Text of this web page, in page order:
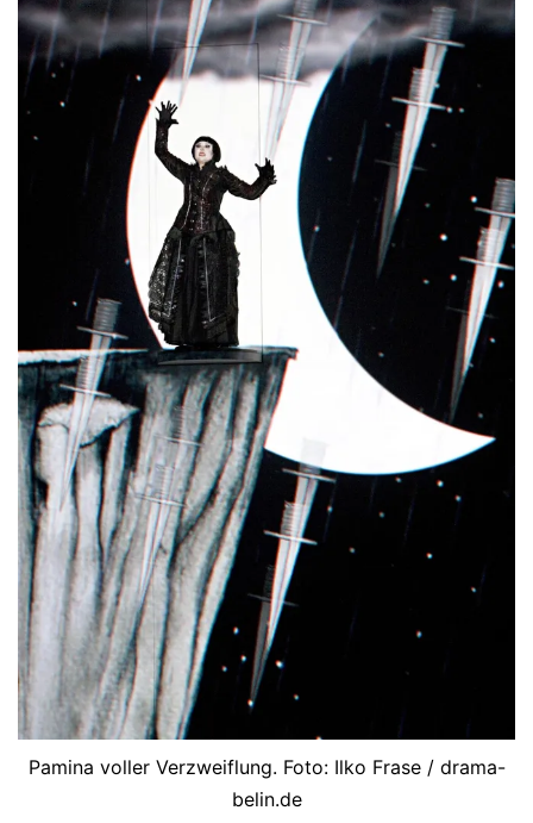
Pamina voller Verzweiflung. Foto: Ilko Frase / drama-
belin.de